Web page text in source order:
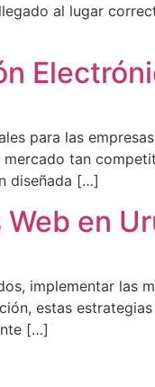
al lugar
para las
tan
diseñada […]
en
implementar las
estas
[…]